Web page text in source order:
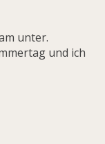
unter.
und ich